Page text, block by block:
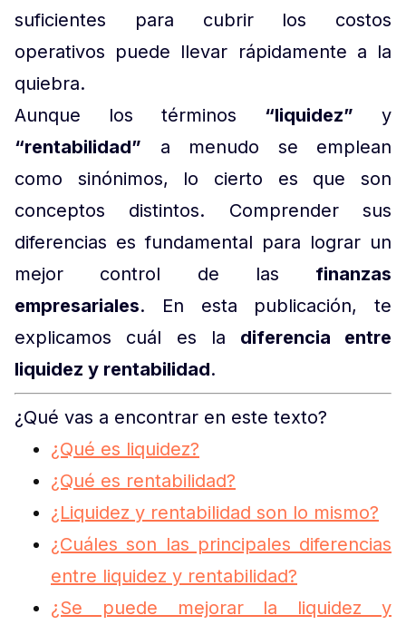
suficientes para cubrir los costos
operativos puede llevar rápidamente a la
quiebra.
Aunque los términos “liquidez” y
“rentabilidad” a menudo se emplean
como sinónimos, lo cierto es que son
conceptos distintos. Comprender sus
diferencias es fundamental para lograr un
mejor control de las finanzas
empresariales. En esta publicación, te
explicamos cuál es la diferencia entre
liquidez y rentabilidad.
¿Qué vas a encontrar en este texto?
¿Qué es liquidez?
¿Qué es rentabilidad?
¿Liquidez y rentabilidad son lo mismo?
¿Cuáles son las principales diferencias
entre liquidez y rentabilidad?
¿Se puede mejorar la liquidez y